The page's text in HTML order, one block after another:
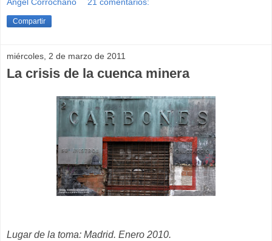
Compartir
miércoles, 2 de marzo de 2011
La crisis de la cuenca minera
Lugar de la toma: Madrid. Enero 2010.